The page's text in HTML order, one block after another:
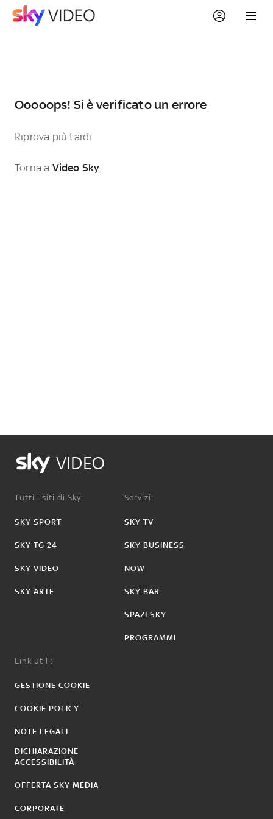
Ooooops! Si è verificato un errore
Riprova più tardi
Torna a Video Sky
VIDEO
Tutti i siti di Sky:
SKY SPORT
SKY TG 24
SKY VIDEO
SKY ARTE
Servizi:
SKY TV
SKY BUSINESS
NOW
SKY BAR
SPAZI SKY
PROGRAMMI
Link utili:
GESTIONE COOKIE
COOKIE POLICY
NOTE LEGALI
DICHIARAZIONE
ACCESSIBILITÀ
OFFERTA SKY MEDIA
CORPORATE